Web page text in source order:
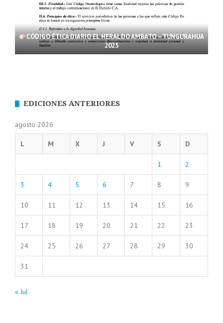
CÓDIGO ÉTICA DIARIO EL HERALDO AMBATO – TUNGURAHUA
2025
EDICIONES ANTERIORES
agosto 2026
L M X J V S D
1 2
3 4 5 6 7 8 9
10 11 12 13 14 15 16
17 18 19 20 21 22 23
24 25 26 27 28 29 30
31
« Jul